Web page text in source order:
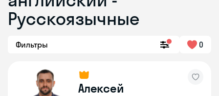
Русскоязычные
Фильтры 0
Алексей